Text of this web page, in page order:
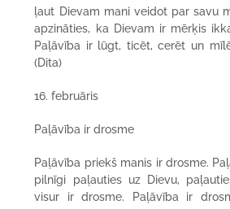
ļaut Dievam mani veidot par savu
apzināties, ka Dievam ir mērķis
Paļāvība ir lūgt, ticēt, cerēt un
(Dita)
16. februāris
Paļāvība ir drosme
Paļāvība priekš manis ir drosme.
pilnīgi paļauties uz Dievu,
visur ir drosme. Paļāvība ir